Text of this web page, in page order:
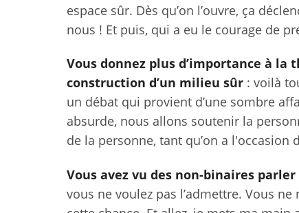
espace sûr. Dès qu’on l’ouvre, ça
nous ! Et puis, qui a eu le courage de
Vous donnez plus d’importance à
construction d’un milieu sûr : voilà
un débat qui provient d’une sombre
absurde, nous allons soutenir la
de la personne, tant qu’on a l'occasion
Vous avez vu des non-binaires
vous ne voulez pas l’admettre. Vous